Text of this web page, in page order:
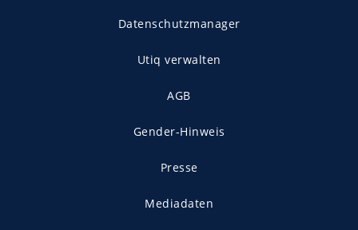
Datenschutzmanager
Utiq verwalten
AGB
Gender-Hinweis
Presse
Mediadaten